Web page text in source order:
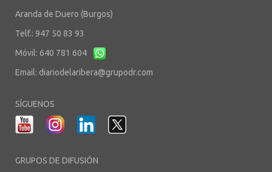
Aranda de Duero (Burgos)
Telf.: 947 50 83 93
Móvil: 640 781 604
Email: diariodelaribera@grupodr.com
SÍGUENOS
GRUPOS DE DIFUSIÓN